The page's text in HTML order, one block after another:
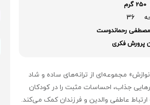
250 گرم
36
مصطفی رحماندوست
پرورش فکری
مجموعه‌ای از ترانه‌های ساده و شاد
جذاب، احساسات مثبت را در کودکان
عاطفی والدین و فرزندان کمک می‌کند.